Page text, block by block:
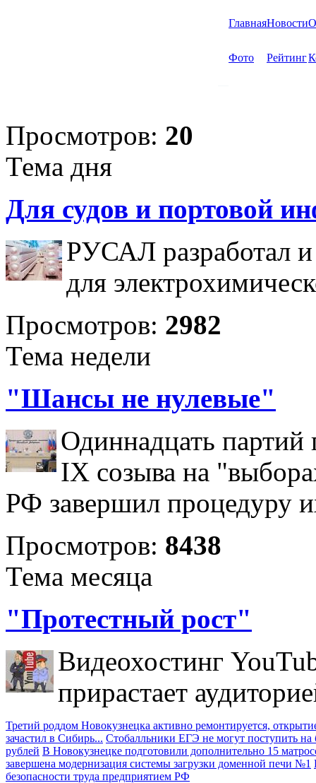
ГлавнаяНовости
Фото Рейтинг
Просмотров: 20
Тема дня
Для судов и портовой
РУСАЛ разработал и
для
Просмотров: 2982
Тема недели
"Шансы не нулевые"
Одиннадцать партий
IX созыва на
РФ завершил процедуру
Просмотров: 8438
Тема месяца
"Протестный рост"
Видеохостинг
прирастает
Третий роддом Новокузнецка активно ремонтируется,
зачастил в Сибирь... Стобалльники ЕГЭ не могут поступить
рублей В Новокузнецке подготовили дополнительно 15
завершена модернизация системы загрузки доменной печи №1
безопасности труда предприятием РФ